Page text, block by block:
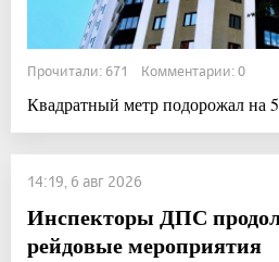
Прочитали: 671 Комментарии: 0
Квадратный метр подорожал на
14:19, 6 авг 2026
Инспекторы ДПС
рейдовые мероприятия